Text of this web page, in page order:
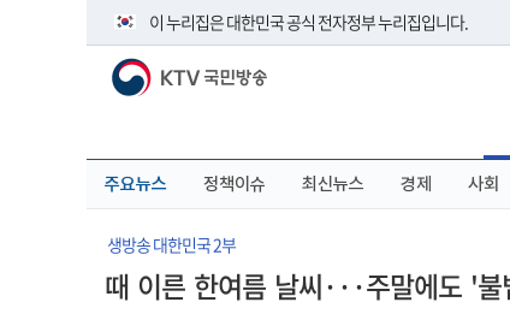
이 누리집은 대한민국 공식 전자정부 누리집입니다.
공식 누리집 주소 확인하기
이밖에 or.kr 또는 .kr등 다른 도메인 주소를 사용하고 있다
KTV 국민방송
주요뉴스 정책이슈 최신뉴스 경제 사회
생방송 대한민국 2부
때 이른 한여름 날씨···주말에도 '